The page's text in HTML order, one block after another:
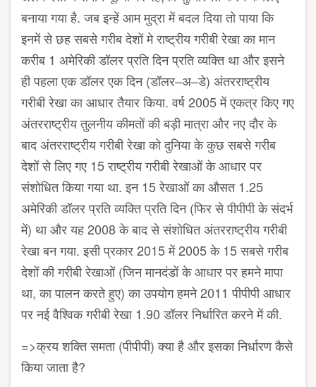
बनाया गया है. जब इन्हें आम मुद्रा में बदल दिया तो पाया कि
इनमें से छह सबसे गरीब देशों मे राष्ट्रीय गरीबी रेखा का मान
करीब 1 अमेरिकी डॉलर प्रति दिन प्रति व्यक्ति था और इसने
ही पहला एक डॉलर एक दिन (डॉलर–अ–डे) अंतरराष्ट्रीय
गरीबी रेखा का आधार तैयार किया. वर्ष2005में एकत्र किए गए
अंतरराष्ट्रीय तुलनीय कीमतों की बड़ी मात्रा और नए दौर के
बाद अंतरराष्ट्रीय गरीबी रेखा को दुनिया के कुछ सबसे गरीब
देशों से लिए गए 15राष्ट्रीय गरीबी रेखाओं के आधार पर
संशोधित किया गया था. इन 15रेखाओं का औसत 1.25
अमेरिकी डॉलर प्रति व्यक्ति प्रति दिन (फिर से पीपीपी के संदर्भ
में) था और यह2008के बाद से संशोधित अंतरराष्ट्रीय गरीबी
रेखा बन गया. इसी प्रकार2015में2005के 15सबसे गरीब
देशों की गरीबी रेखाओं (जिन मानदंडों के आधार पर हमने मापा
था,का पालन करते हुए) का उपयोग हमने2011पीपीपी आधार
पर नई वैश्विक गरीबी रेखा 1.90डॉलर निर्धारित करने में की.
=>क्रय शक्ति समता (पीपीपी) क्या है और इसका निर्धारण कैसे
किया जाता है?